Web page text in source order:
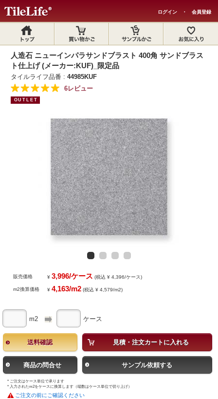
ログイン ・ 会員登録
人造石 ニューインパラサンドブラスト 400角 サンドブラス
ト仕上げ (メーカー:KUF)_限定品
タイルライフ品番 :44985KUF
6レビュー
OUTLET
販売価格 ¥3,996/ケース (税込 ¥ 4,396/ケース)
m2換算価格 ¥4,163/m2 (税込 ¥ 4,579/m2)
m2 ケース
送料確認 見積・注文カートに入れる
商品の問合せ サンプル依頼する
* ご注文はケース単位で承ります
* 入力されたm2をケースに換算します（端数はケース単位で切り上げ）
ご注文の前にご確認ください